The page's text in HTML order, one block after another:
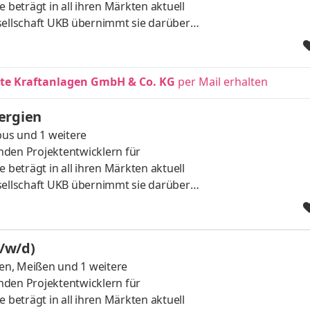
beträgt in all ihren Märkten aktuell
UKB übernimmt sie darüber
uns gemeinsam erfolgreich an der
wir für unsere Standorte Bielefeld
Energien. Aufgaben Du erstellst
auf denen
Kraftanlagen GmbH & Co. KG per Mail erhalten
und 1 weitere
Projektentwicklern für
beträgt in all ihren Märkten aktuell
UKB übernimmt sie darüber
uns gemeinsam erfolgreich an der
wir für unsere Standorte Dresden,
Erneuerbare Energien. Aufgaben Du
auf denen
Genehmigung bis zum Bau. Bei uns
w/d)
Meißen und 1 weitere
Projektentwicklern für
beträgt in all ihren Märkten aktuell